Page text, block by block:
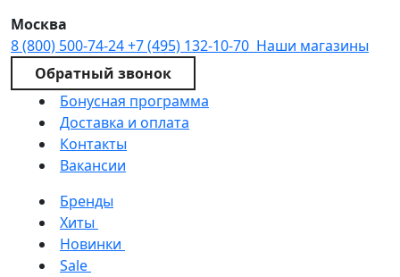
Москва
8 (800) 500-74-24+7 (495) 132-10-70 Наши магазины
Обратный звонок
Бонусная программа
Доставка и оплата
Контакты
Вакансии
Бренды
Хиты
Новинки
Sale